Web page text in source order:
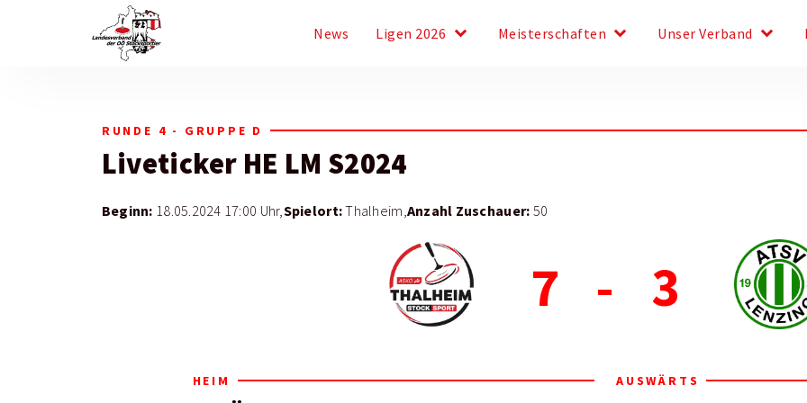
News Ligen 2026 keyboard_arrow_down Meisterschaften keyboard_arrow_down Unser Verband keyboard_arrow_down
RUNDE 4 - GRUPPE D
Liveticker HE LM S2024
Beginn: 18.05.2024 17:00 Uhr,Spielort:Thalheim,Anzahl Zuschauer: 50
7 - 3
HEIM AUSWÄRTS